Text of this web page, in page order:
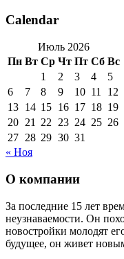
Calendar
Июль 2026
Пн Вт Ср Чт Пт Сб Вс
1
2 3 4
5
6
7 8 9 10 11
12
13 14 15 16 17 18 19
20 21 22 23 24 25 26
27 28 29 30 31
« Ноя
О компании
За последние 15 лет
неузнаваемости. Он
новостройки молодят
будущее, он живет